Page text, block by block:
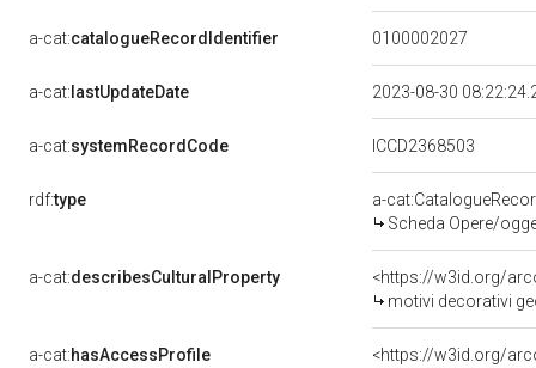
a-cat:catalogueRecordIdentifier 0100002027
a-cat: lastUpdateDate 2023-08-30
a-cat:systemRecordCode ICCD2368503
rdf:type
a-
Scheda Opere/
a-cat:describesCulturalProperty
<https://w3id.org/
motivi decorativi
a-cat:hasAccessProfile
<https://w3id.org/